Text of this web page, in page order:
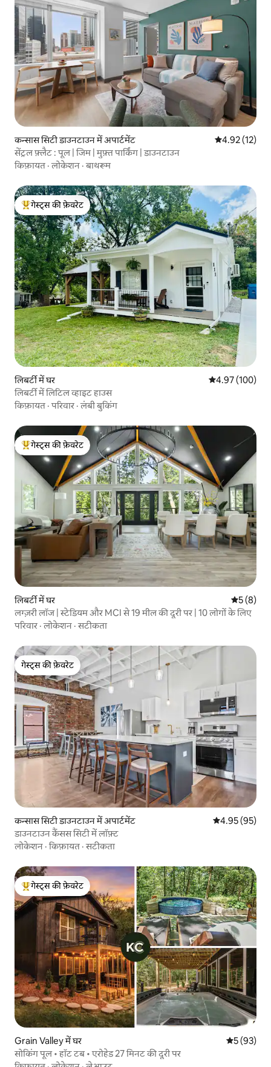
कन्सास सिटी डाउनटाउन में अपार्टमेंट औसत रेटिंग 5 में
4.92 (12)
सेंट्रल फ़्लैट : पूल | जिम | मुफ़्त पार्किंग | डाउनटाउन
किफ़ायत ·लोकेशन ·बाथरूम
गेस्ट्स का टॉप फ़ेवरेट
गेस्ट्स की फ़ेवरेट
लिबर्टी में घर औसत रेटिंग 5 में से
4.97 (100)
लिबर्टी में लिटिल व्हाइट हाउस
किफ़ायत ·परिवार ·लंबी बुकिंग
गेस्ट्स का टॉप फ़ेवरेट
गेस्ट्स की फ़ेवरेट
लिबर्टी में घर औसत रेटिंग
5 (8)
लग्ज़री लॉज | स्टेडियम और MCI से 19 मील की दूरी पर | 10 लोगों के लिए
परिवार ·लोकेशन ·सटीकता
गेस्ट्स की फ़ेवरेट
गेस्ट्स की फ़ेवरेट
कन्सास सिटी डाउनटाउन में अपार्टमेंट औसत रेटिंग 5 में
4.95 (95)
डाउनटाउन कैंसस सिटी में लॉफ़्ट
लोकेशन ·किफ़ायत ·सटीकता
गेस्ट्स का टॉप फ़ेवरेट
गेस्ट्स की फ़ेवरेट
Grain Valley में घर औसत रेटिंग
5 (93)
सोकिंग पूल • हॉट टब • एरोहेड 27 मिनट की दूरी पर